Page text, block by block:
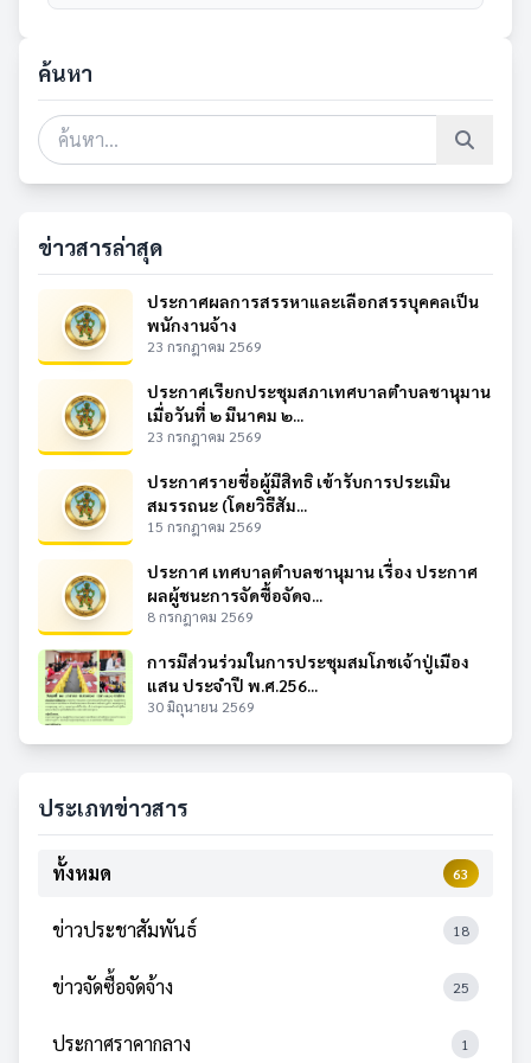
ค้นหา
ข่าวสารล่าสุด
ประกาศผลการสรรหาและเลือกสรรบุคคลเป็น
พนักงานจ้าง
23 กรกฎาคม 2569
ประกาศเรียกประชุมสภาเทศบาลตำบลชานุมาน
เมื่อวันที่ ๒ มีนาคม ๒...
23 กรกฎาคม 2569
ประกาศรายชื่อผู้มีสิทธิ เข้ารับการประเมิน
สมรรถนะ (โดยวิธีสัม...
15 กรกฎาคม 2569
ประกาศ เทศบาลตำบลชานุมาน เรื่อง ประกาศ
ผลผู้ชนะการจัดซื้อจัดจ...
8 กรกฎาคม 2569
การมีส่วนร่วมในการประชุมสมโภชเจ้าปู่เมือง
แสน ประจำปี พ.ศ.256...
30 มิถุนายน 2569
ประเภทข่าวสาร
ทั้งหมด 63
ข่าวประชาสัมพันธ์ 18
ข่าวจัดซื้อจัดจ้าง 25
ประกาศราคากลาง 1